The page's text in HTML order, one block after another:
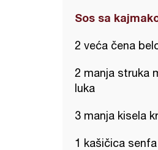
Sos sa
2 veća čena
2 manja struka
luka
3 manja kisela
1 kašičica senfa